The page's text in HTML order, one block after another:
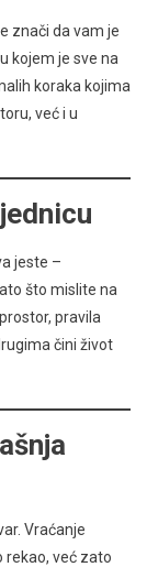
znači da vam je
kojem je sve na
koraka kojima
već i u
jeste –
što mislite na
pravila
čini život
Vraćanje
rekao, već zato